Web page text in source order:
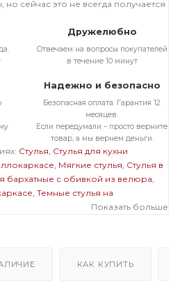
сейчас это не всегда получается
Дружелюбно
Отвечаем на вопросы покупателей
в течение 10 минут
Надежно и безопасно
Безопасная оплата. Гарантия 12
месяцев.
Если передумали – просто верните
товар, а мы вернем деньги.
Стулья Стулья для кухни
Мягкие стулья Стулья в
бархатные с обивкой из велюра
Темные стулья на
черном металлокаркасе Стулья
Показать больше
КАК КУПИТЬ